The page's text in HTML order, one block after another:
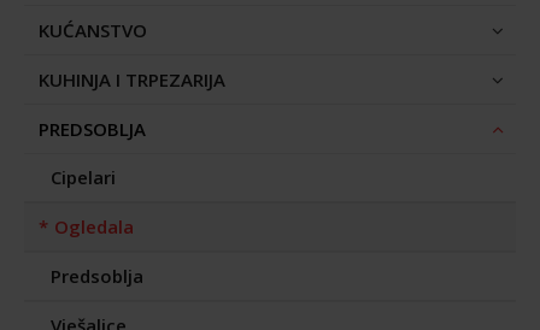
KUĆANSTVO
KUHINJA I TRPEZARIJA
PREDSOBLJA
Cipelari
Ogledala
Predsoblja